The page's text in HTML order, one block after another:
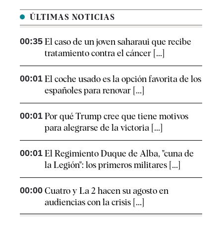
ÚLTIMAS NOTICIAS
00:35 El caso de un joven saharaui que recibe
tratamiento contra el cáncer [...]
00:01 El coche usado es la opción favorita de los
españoles para renovar [...]
00:01 Por qué Trump cree que tiene motivos
para alegrarse de la victoria [...]
00:01 El Regimiento Duque de Alba, "cuna de
la Legión": los primeros militares [...]
00:00 Cuatro y La 2 hacen su agosto en
audiencias con la crisis [...]